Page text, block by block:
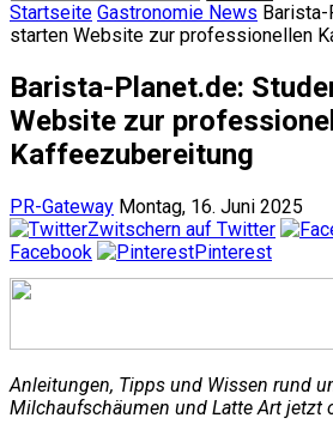
Startseite Gastronomie News Barista-
starten Website zur professionellen
Barista-Planet.de:
Website zur
Kaffeezubereitung
PR-Gateway Montag, 16. Juni 2025
Zwitschern auf Twitter
Facebook
Pinterest
Anleitungen, Tipps und Wissen rund
Milchaufschäumen und Latte Art jetzt